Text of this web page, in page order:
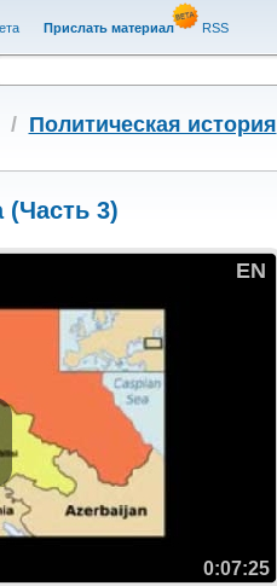
Прислать материал RSS
/ Политическая история
(Часть 3)
EN
0:07:25